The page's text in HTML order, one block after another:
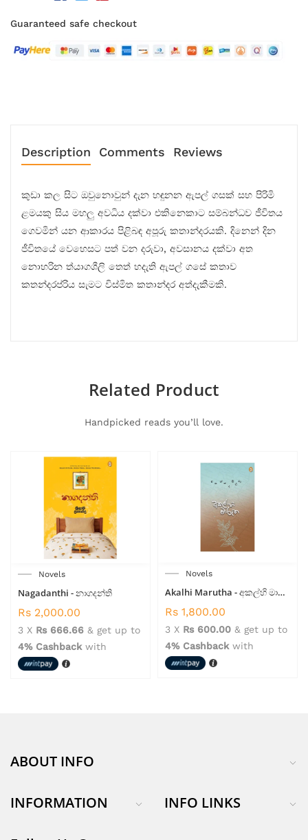
Guaranteed safe checkout
Description Comments Reviews
කුඩා කල සිට ඔවුනොවුන් දැන හඳුනන ඇපල් ගසක් සහ පිරිමි
ළමයකු සිය මහලු අවධිය දක්වා එකිනෙකාට සම්බන්ධව ජීවිතය
ගෙවමින් යන ආකාරය පිළිබඳ අපූරු කතාන්දරයකි. දිනෙන් දින
ජීවිතයේ වෙහෙසට පත් වන දරුවා, අවසානය දක්වා අත
නොහරින ත්යාගශීලි තෙත් හදැති ඇපල් ගසේ කතාව
කතන්දරප්රිය සැමට විස්මිත කතාන්දර අත්දැකීමකි.
Related Product
Handpicked reads you’ll love.
Novels
Nagadanthi - නාගදන්ති
Rs 2,000.00
3 X Rs 666.66 & get up to
4% Cashbackwith
Novels
Akalhi Marutha - අකල්හි මාරුත
Rs 1,800.00
3 X Rs 600.00 & get up to
4% Cashbackwith
ABOUT INFO
INFORMATION INFO LINKS